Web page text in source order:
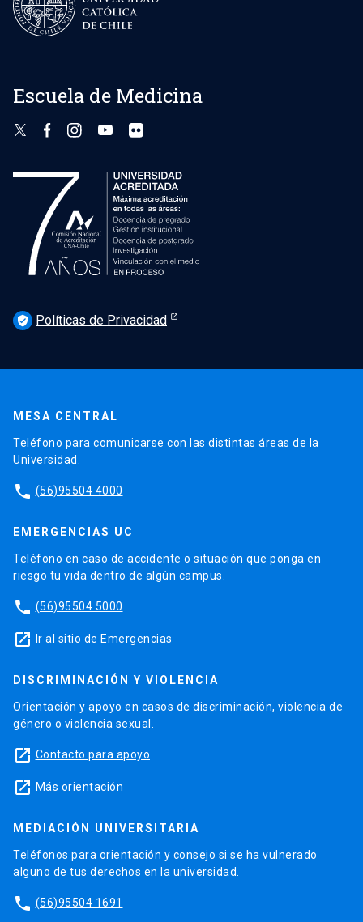
Escuela de Medicina
verified_user Políticas de Privacidad
MESA CENTRAL
Teléfono para comunicarse con las distintas áreas de la
Universidad.
phone (56)95504 4000
EMERGENCIAS UC
Teléfono en caso de accidente o situación que ponga en
riesgo tu vida dentro de algún campus.
phone (56)95504 5000
launch Ir al sitio de Emergencias
DISCRIMINACIÓN Y VIOLENCIA
Orientación y apoyo en casos de discriminación, violencia de
género o violencia sexual.
launch Contacto para apoyo
launch Más orientación
MEDIACIÓN UNIVERSITARIA
Teléfonos para orientación y consejo si se ha vulnerado
alguno de tus derechos en la universidad.
phone (56)95504 1691